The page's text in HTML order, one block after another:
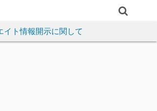
イト情報開示に関して